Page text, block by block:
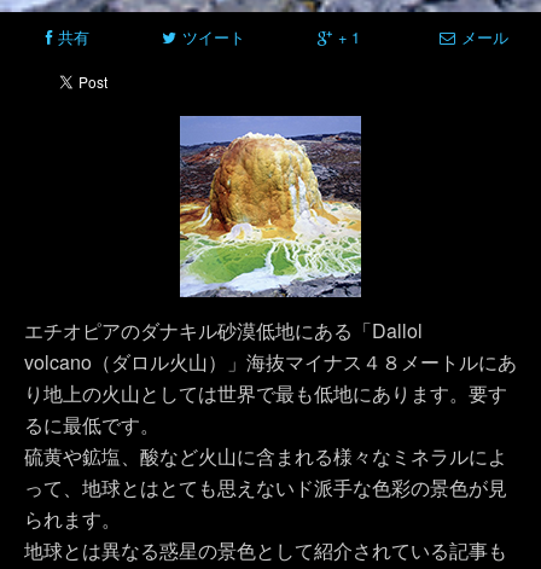
共有 ツイート + 1 メール
エチオピアのダナキル砂漠低地にある「Dallol
volcano（ダロル火山）」海抜マイナス４８メートルにあ
り地上の火山としては世界で最も低地にあります。要す
るに最低です。
硫黄や鉱塩、酸など火山に含まれる様々なミネラルによ
って、地球とはとても思えないド派手な色彩の景色が見
られます。
地球とは異なる惑星の景色として紹介されている記事も